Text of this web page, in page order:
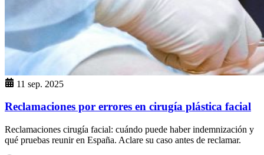
11 sep. 2025
Reclamaciones por errores en cirugía plástica facial
Reclamaciones cirugía facial: cuándo puede haber indemnización y
qué pruebas reunir en España. Aclare su caso antes de reclamar.